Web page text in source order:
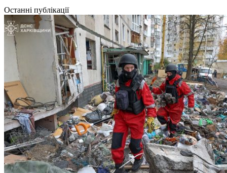
Останні публікації